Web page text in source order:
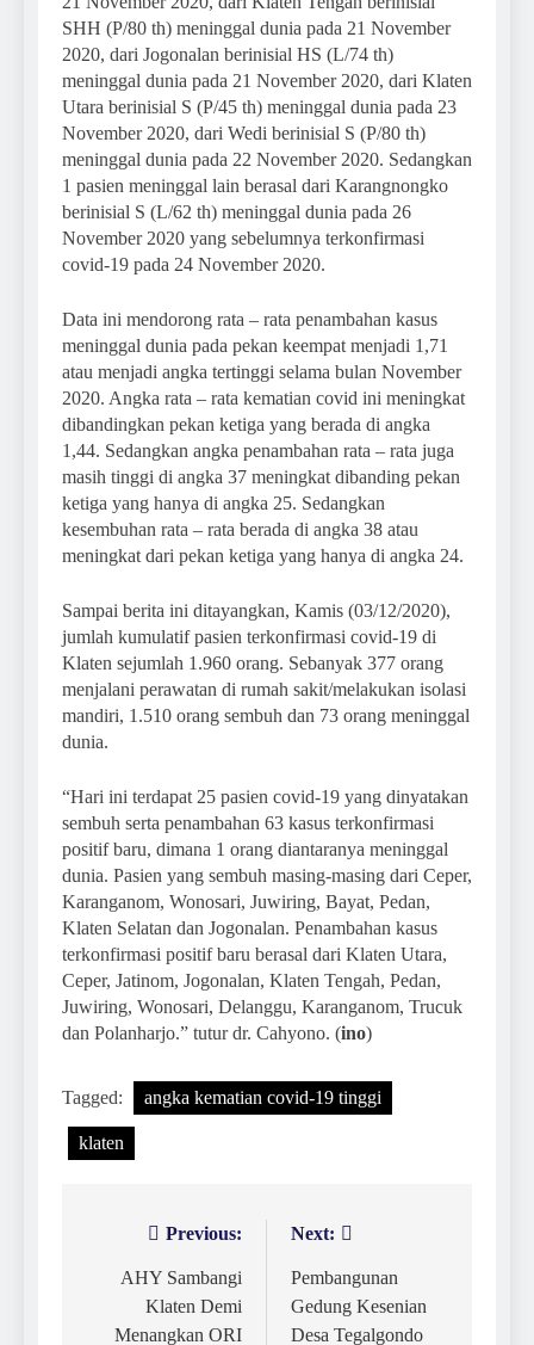
SHH (P/80 th) meninggal dunia pada 21 November
2020, dari Jogonalan berinisial HS (L/74 th)
meninggal dunia pada 21 November 2020, dari Klaten
Utara berinisial S (P/45 th) meninggal dunia pada 23
November 2020, dari Wedi berinisial S (P/80 th)
meninggal dunia pada 22 November 2020. Sedangkan
1 pasien meninggal lain berasal dari Karangnongko
berinisial S (L/62 th) meninggal dunia pada 26
November 2020 yang sebelumnya terkonfirmasi
covid-19 pada 24 November 2020.
Data ini mendorong rata – rata penambahan kasus
meninggal dunia pada pekan keempat menjadi 1,71
atau menjadi angka tertinggi selama bulan November
2020. Angka rata – rata kematian covid ini meningkat
dibandingkan pekan ketiga yang berada di angka
1,44. Sedangkan angka penambahan rata – rata juga
masih tinggi di angka 37 meningkat dibanding pekan
ketiga yang hanya di angka 25. Sedangkan
kesembuhan rata – rata berada di angka 38 atau
meningkat dari pekan ketiga yang hanya di angka 24.
Sampai berita ini ditayangkan, Kamis (03/12/2020),
jumlah kumulatif pasien terkonfirmasi covid-19 di
Klaten sejumlah 1.960 orang. Sebanyak 377 orang
menjalani perawatan di rumah sakit/melakukan isolasi
mandiri, 1.510 orang sembuh dan 73 orang meninggal
dunia.
“Hari ini terdapat 25 pasien covid-19 yang dinyatakan
sembuh serta penambahan 63 kasus terkonfirmasi
positif baru, dimana 1 orang diantaranya meninggal
dunia. Pasien yang sembuh masing-masing dari Ceper,
Karanganom, Wonosari, Juwiring, Bayat, Pedan,
Klaten Selatan dan Jogonalan. Penambahan kasus
terkonfirmasi positif baru berasal dari Klaten Utara,
Ceper, Jatinom, Jogonalan, Klaten Tengah, Pedan,
Juwiring, Wonosari, Delanggu, Karanganom, Trucuk
dan Polanharjo.” tutur dr. Cahyono. (ino)
Tagged: angka kematian covid-19 tinggi
klaten
Navigasi
pos
Previous:
AHY Sambangi
Klaten Demi
Menangkan ORI
Next:
Pembangunan
Gedung Kesenian
Desa Tegalgondo